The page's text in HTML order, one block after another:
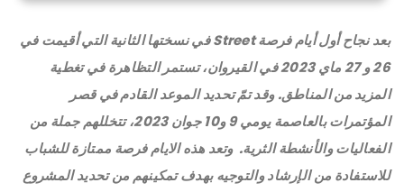
بعد نجاح أول أيام فرصة Street في نسختها الثانية التي أقيمت في
26 و 27 ماي 2023 في القيروان، تستمر التظاهرة في تغطية
المزيد من المناطق. وقد تمّ تحديد الموعد القادم في قصر
المؤتمرات بالعاصمة يومي 9 و10 جوان 2023، تتخللهم جملة من
الفعاليات والأنشطة الثرية. وتعد هذه الايام فرصة ممتازة للشباب
للاستفادة من الإرشاد والتوجيه بهدف تمكينهم من تحديد المشروع